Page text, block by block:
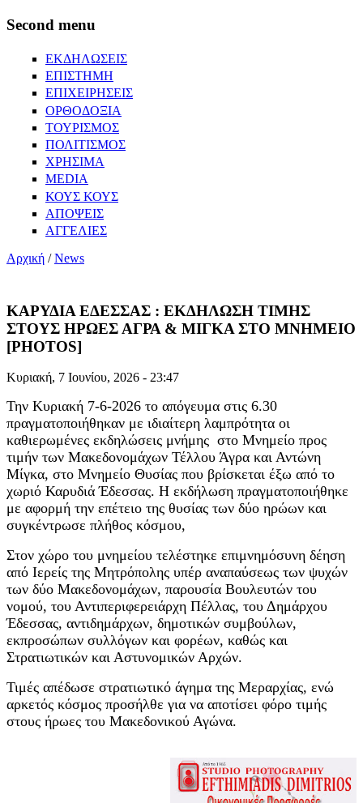
Second menu
ΕΚΔΗΛΩΣΕΙΣ
ΕΠΙΣΤΗΜΗ
ΕΠΙΧΕΙΡΗΣΕΙΣ
ΟΡΘΟΔΟΞΙΑ
ΤΟΥΡΙΣΜΟΣ
ΠΟΛΙΤΙΣΜΟΣ
ΧΡΗΣΙΜΑ
MEDIA
ΚΟΥΣ ΚΟΥΣ
ΑΠΟΨΕΙΣ
ΑΓΓΕΛΙΕΣ
Αρχική /News
ΚΑΡΥΔΙΑ ΕΔΕΣΣΑΣ : ΕΚΔΗΛΩΣΗ ΤΙΜΗΣ
ΣΤΟΥΣ ΗΡΩΕΣ ΑΓΡΑ & ΜΙΓΚΑ ΣΤΟ ΜΝΗΜΕΙΟ
[PHOTOS]
Κυριακή, 7 Ιουνίου, 2026 - 23:47
Την Κυριακή 7-6-2026 το απόγευμα στις 6.30
πραγματοποιήθηκαν με ιδιαίτερη λαμπρότητα οι
καθιερωμένες εκδηλώσεις μνήμης στο Μνημείο προς
τιμήν των Μακεδονομάχων Τέλλου Άγρα και Αντώνη
Μίγκα, στο Μνημείο Θυσίας που βρίσκεται έξω από το
χωριό Καρυδιά Έδεσσας. Η εκδήλωση πραγματοποιήθηκε
με αφορμή την επέτειο της θυσίας των δύο ηρώων και
συγκέντρωσε πλήθος κόσμου,
Στον χώρο του μνημείου τελέστηκε επιμνημόσυνη δέηση
από Ιερείς της Μητρόπολης υπέρ αναπαύσεως των ψυχών
των δύο Μακεδονομάχων, παρουσία Βουλευτών του
νομού, του Αντιπεριφερειάρχη Πέλλας, του Δημάρχου
Έδεσσας, αντιδημάρχων, δημοτικών συμβούλων,
εκπροσώπων συλλόγων και φορέων, καθώς και
Στρατιωτικών και Αστυνομικών Αρχών.
Τιμές απέδωσε στρατιωτικό άγημα της Μεραρχίας, ενώ
αρκετός κόσμος προσήλθε για να αποτίσει φόρο τιμής
στους ήρωες του Μακεδονικού Αγώνα.